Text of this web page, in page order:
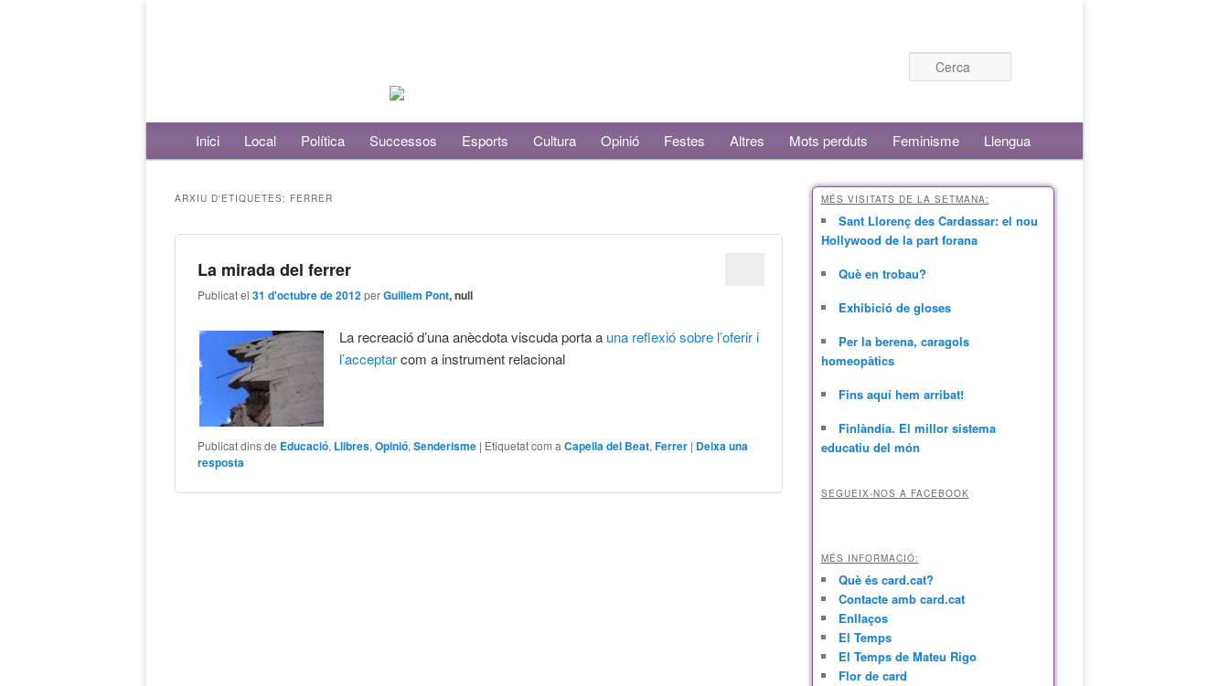
Menú principalAneu al contingut principal
Aneu al contingut secundari
Inici Local Política Successos Esports Cultura Opinió Festes Altres Mots perduts Feminisme Llengua
ARXIU D'ETIQUETES: FERRER
La mirada del ferrer
Publicat el31 d'octubre de 2012perGuillem Pont, null
La recreació d’una anècdota viscuda porta a una reflexió sobre l’oferir i
l’acceptarcom a instrument relacional
Publicat dins de Educació, Llibres,Opinió,Senderisme | Etiquetat com a Capella del Beat,Ferrer | Deixa una
resposta
MÉS VISITATS DE LA SETMANA:
Sant Llorenç des Cardassar: el nou
Hollywood de la part forana
Què en trobau?
Exhibició de gloses
Per la berena, caragols
homeopàtics
Fins aquí hem arribat!
Finlàndia. El millor sistema
educatiu del món
SEGUEIX-NOS A FACEBOOK
MÉS INFORMACIÓ:
Què és card.cat?
Contacte amb card.cat
Enllaços
El Temps
El Temps de Mateu Rigo
Flor de card